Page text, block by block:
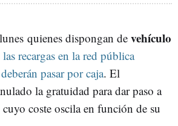
quienes dispongan de vehículo
recargas en la red pública
pasar por caja. El
la gratuidad para dar paso a
coste oscila en función de su